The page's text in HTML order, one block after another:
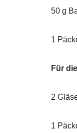
50 g
1
Für
2
1